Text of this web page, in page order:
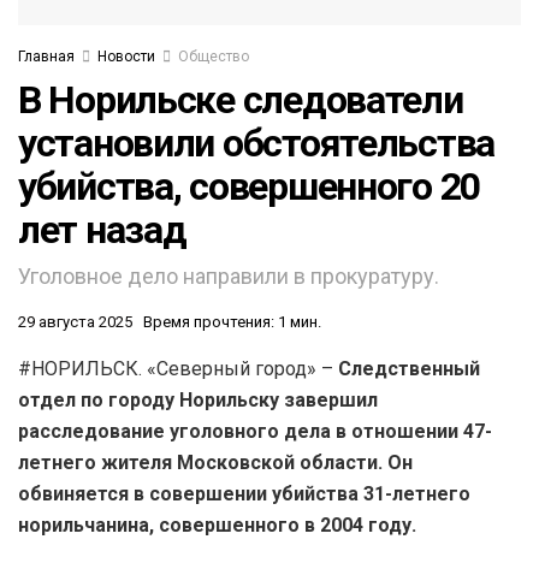
Главная Новости Общество
В Норильске следователи
установили обстоятельства
убийства, совершенного 20
лет назад
Уголовное дело направили в прокуратуру.
29 августа 2025 Время прочтения: 1 мин.
#НОРИЛЬСК. «Северный город» – Следственный
отдел по городу Норильску завершил
расследование уголовного дела в отношении 47-
летнего жителя Московской области. Он
обвиняется в совершении убийства 31-летнего
норильчанина, совершенного в 2004 году.